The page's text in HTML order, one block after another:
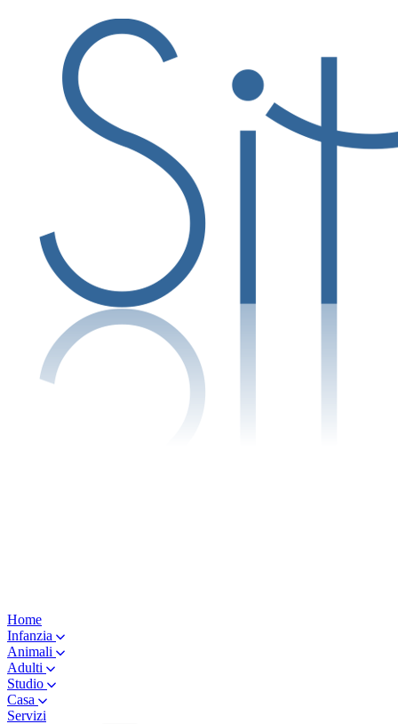
Home
Infanzia
Animali
Adulti
Studio
Casa
Servizi